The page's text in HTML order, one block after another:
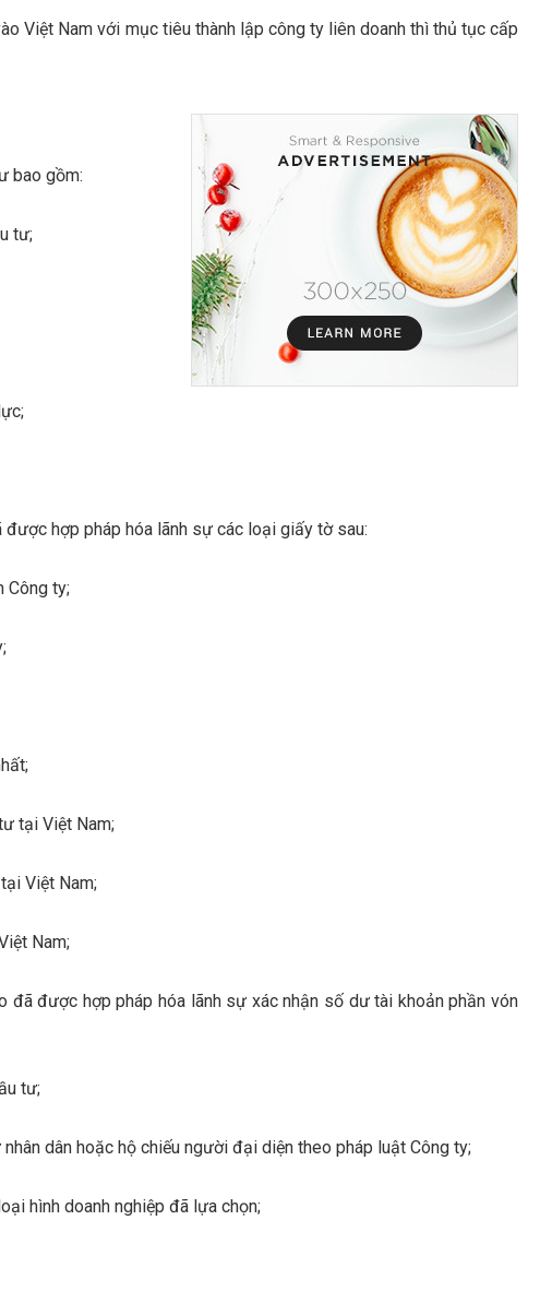
Việt Nam với mục tiêu thành lập công ty liên doanh thì thủ tục cấp
bao gồm:
tư;
hợp pháp hóa lãnh sự các loại giấy tờ sau:
Công ty;
tại Việt Nam;
Việt Nam;
Nam;
được hợp pháp hóa lãnh sự xác nhận số dư tài khoản phần vón
tư;
dân hoặc hộ chiếu người đại diện theo pháp luật Công ty;
hình doanh nghiệp đã lựa chọn;